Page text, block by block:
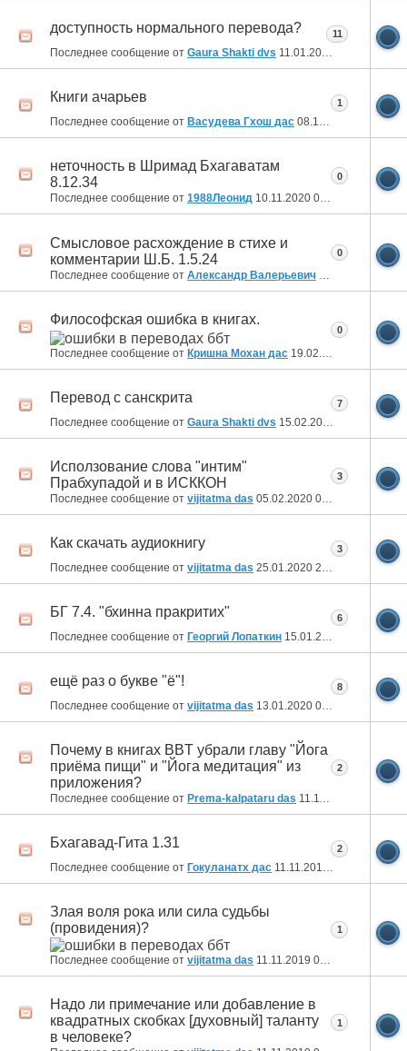
доступность нормального перевода?
Последнее сообщение от Gaura Shakti dvs 11.01.2021
11
Книги ачарьев
Последнее сообщение от Васудева Гхош дас 08.12.2020 14:26
1
неточность в Шримад Бхагаватам
8.12.34
Последнее сообщение от 1988Леонид 10.11.2020 08:40
0
Смысловое расхождение в стихе и
комментарии Ш.Б. 1.5.24
Последнее сообщение от Александр Валерьевич
0
Философская ошибка в книгах.
Последнее сообщение от Кришна Мохан дас 19.02.2020
0
Перевод с санскрита
Последнее сообщение от Gaura Shakti dvs 15.02.2020
7
Исползование слова "интим"
Прабхупадой и в ИСККОН
Последнее сообщение от vijitatma das 05.02.2020 00:33
3
Как скачать аудиокнигу
Последнее сообщение от vijitatma das 25.01.2020 23:41
3
БГ 7.4. "бхинна пракритих"
Последнее сообщение от Георгий Лопаткин 15.01.2020
6
ещё раз о букве "ё"!
Последнее сообщение от vijitatma das 13.01.2020 00:32
8
Почему в книгах BBT убрали главу "Йога
приёма пищи" и "Йога медитация" из
приложения?
Последнее сообщение от Prema-kalpataru das 11.11.2019
2
Бхагавад-Гита 1.31
Последнее сообщение от Гокуланатх дас 11.11.2019 21:12
2
Злая воля рока или сила судьбы
(провидения)?
Последнее сообщение от vijitatma das 11.11.2019 01:43
1
Надо ли примечание или добавление в
квадратных скобках [духовный] таланту
в человеке?
1